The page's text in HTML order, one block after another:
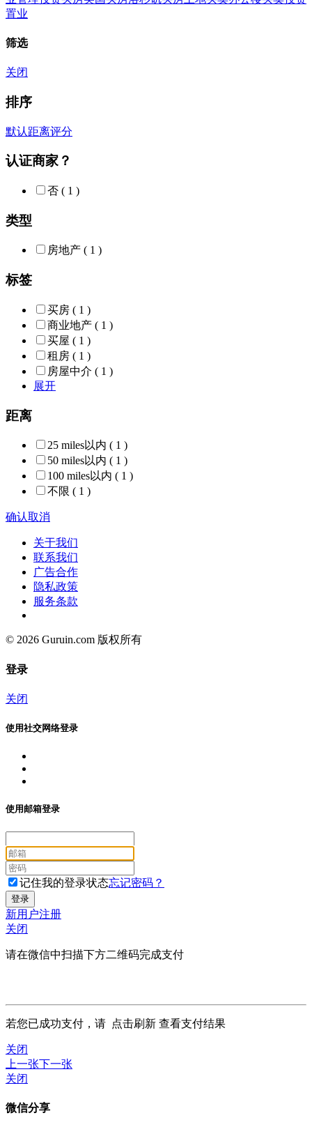
置业
筛选
关闭
排序
默认距离评分
认证商家？
否 ( 1 )
类型
房地产 ( 1 )
标签
买房 ( 1 )
商业地产 ( 1 )
买屋 ( 1 )
租房 ( 1 )
房屋中介 ( 1 )
展开
距离
25 miles以内 ( 1 )
50 miles以内 ( 1 )
100 miles以内 ( 1 )
不限 ( 1 )
确认取消
关于我们
联系我们
广告合作
隐私政策
服务条款
© 2026 Guruin.com 版权所有
登录
关闭
使用社交网络登录
使用邮箱登录
记住我的登录状态忘记密码？
新用户注册
关闭
请在微信中扫描下方二维码完成支付
若您已成功支付，请 点击刷新 查看支付结果
关闭
上一张下一张
关闭
微信分享